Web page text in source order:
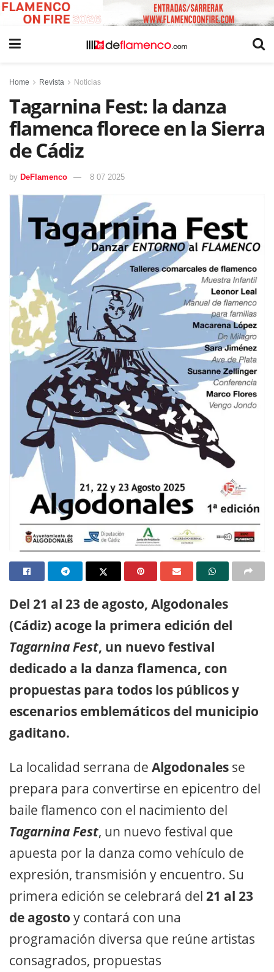
Home Revista Noticias
Tagarnina Fest: la danza
flamenca florece en la Sierra
de Cádiz
by DeFlamenco 8 07 2025
Del 21 al 23 de agosto, Algodonales
(Cádiz) acoge la primera edición del
Tagarnina Fest, un nuevo festival
dedicado a la danza flamenca, con
propuestas para todos los públicos y
escenarios emblemáticos del municipio
gaditano.
La localidad serrana de Algodonales se
prepara para convertirse en epicentro del
baile flamenco con el nacimiento del
Tagarnina Fest, un nuevo festival que
apuesta por la danza como vehículo de
expresión, transmisión y encuentro. Su
primera edición se celebrará del 21 al 23
de agosto y contará con una
programación diversa que reúne artistas
consagrados, propuestas